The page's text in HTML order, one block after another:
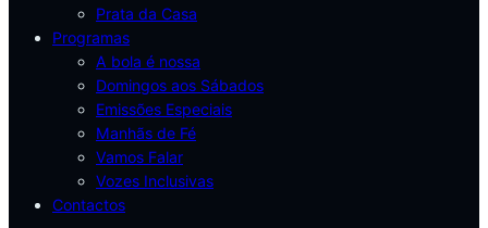
Prata da Casa
Programas
A bola é nossa
Domingos aos Sábados
Emissões Especiais
Manhãs de Fé
Vamos Falar
Vozes Inclusivas
Contactos